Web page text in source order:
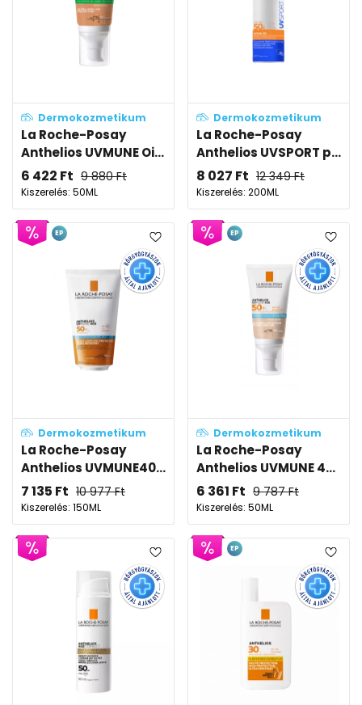
Dermokozmetikum
La Roche-Posay
Anthelios UVMUNE Oi...
6 422 Ft 9 880Ft
Kiszerelés: 50ML
Dermokozmetikum
La Roche-Posay
Anthelios UVSPORT p...
8 027 Ft 12 349Ft
Kiszerelés: 200ML
Dermokozmetikum
La Roche-Posay
Anthelios UVMUNE40...
7 135 Ft 10 977Ft
Kiszerelés: 150ML
EP
Dermokozmetikum
La Roche-Posay
Anthelios UVMUNE 4...
6 361 Ft 9 787Ft
Kiszerelés: 50ML
EP
EP